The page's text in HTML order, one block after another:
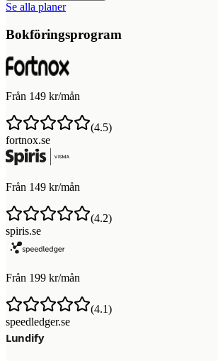
Se alla planer
Bokföringsprogram
Från 149 kr/mån
(4.5)
fortnox.se
Från 149 kr/mån
(4.2)
spiris.se
Från 199 kr/mån
(4.1)
speedledger.se